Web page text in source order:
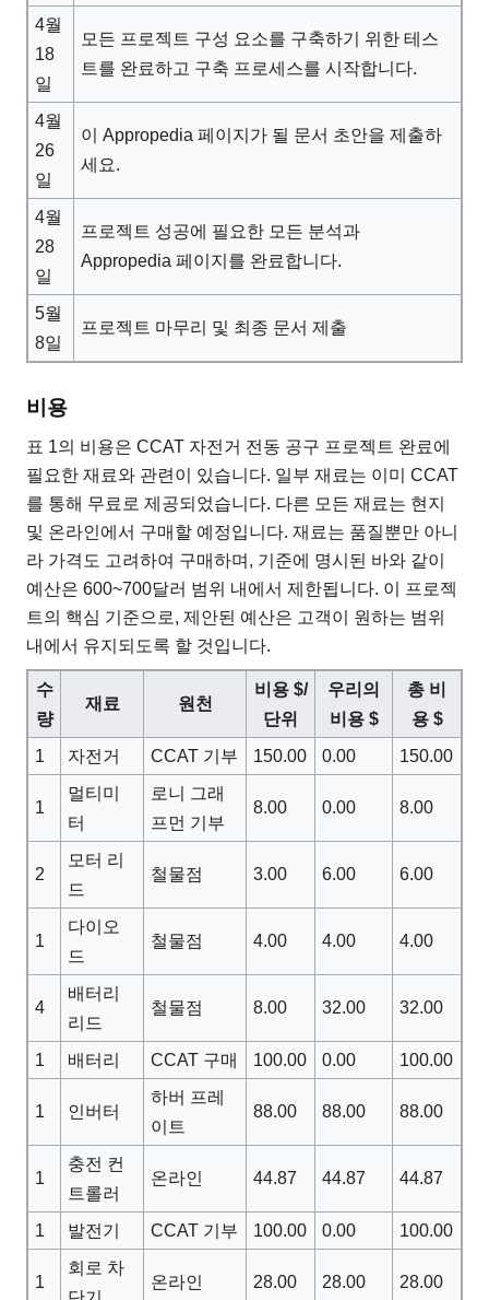
4월
18
일
모든 프로젝트 구성 요소를 구축하기 위한 테스
트를 완료하고 구축 프로세스를 시작합니다.
4월
26
일
이 Appropedia 페이지가 될 문서 초안을 제출하
세요.
4월
28
일
프로젝트 성공에 필요한 모든 분석과
Appropedia 페이지를 완료합니다.
5월
8일
프로젝트 마무리 및 최종 문서 제출
비용
표 1의 비용은 CCAT 자전거 전동 공구 프로젝트 완료에
필요한 재료와 관련이 있습니다. 일부 재료는 이미 CCAT
를 통해 무료로 제공되었습니다. 다른 모든 재료는 현지
및 온라인에서 구매할 예정입니다. 재료는 품질뿐만 아니
라 가격도 고려하여 구매하며, 기준에 명시된 바와 같이
예산은 600~700달러 범위 내에서 제한됩니다. 이 프로젝
트의 핵심 기준으로, 제안된 예산은 고객이 원하는 범위
내에서 유지되도록 할 것입니다.
수
량
재료 원천
비용 $/
단위
우리의
비용 $
총 비
용 $
1
자전거 CCAT 기부 150.00 0.00 150.00
1
멀티미
터
로니 그래
프먼 기부
8.00 0.00 8.00
2
모터 리
드
철물점 3.00 6.00 6.00
1
다이오
드
철물점 4.00 4.00 4.00
4
배터리
리드
철물점 8.00 32.00 32.00
1 배터리 CCAT 구매 100.00 0.00 100.00
1 인버터
하버 프레
이트
88.00 88.00 88.00
1
충전 컨
트롤러
온라인 44.87 44.87 44.87
1 발전기 CCAT 기부 100.00 0.00 100.00
1
회로 차
온라인 28.00 28.00 28.00